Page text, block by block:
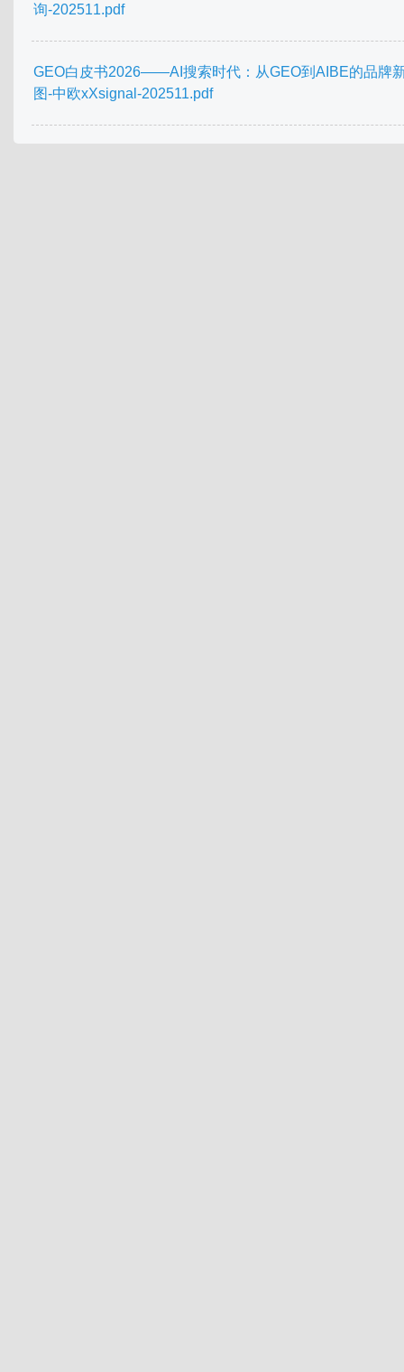
询-202511.pdf
GEO白皮书2026——AI搜索时代：从GEO到AIBE的品牌
图-中欧xXsignal-202511.pdf